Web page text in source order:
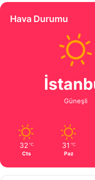
Hava Durumu
Güneşli
32 ℃
Cts
31 ℃
Paz